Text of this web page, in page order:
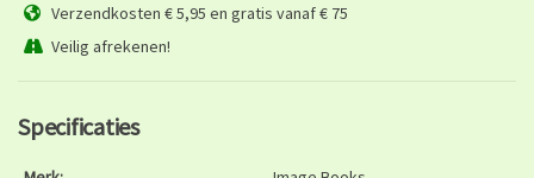
Verzendkosten € 5,95 en gratis vanaf € 75
Veilig afrekenen!
Specificaties